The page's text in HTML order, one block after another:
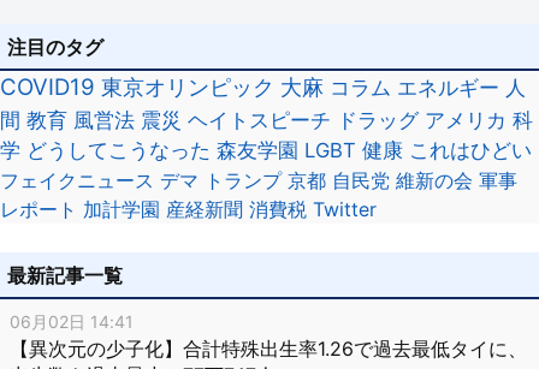
注目のタグ
COVID19 東京オリンピック 大麻 コラム エネルギー 人
間 教育 風営法 震災 ヘイトスピーチ ドラッグ アメリカ 科
学 どうしてこうなった 森友学園 LGBT 健康 これはひどい
フェイクニュース デマ トランプ 京都 自民党 維新の会 軍事
レポート 加計学園 産経新聞 消費税 Twitter
最新記事一覧
06月02日 14:41
【異次元の少子化】合計特殊出生率1.26で過去最低タイに、